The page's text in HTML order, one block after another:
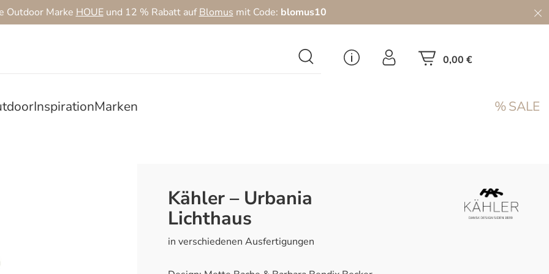
Outdoor Marke HOUEund 12 % Rabatt aufBlomus mit Code: blomus10
0,00 €
InspirationMarken SALE
Kähler – Urbania
Lichthaus
in verschiedenen Ausfertigungen